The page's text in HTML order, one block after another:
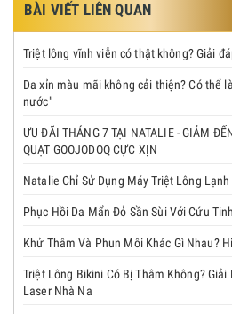
BÀI VIẾT LIÊN QUAN
Triệt lông vĩnh viễn có thật không? Giải
Da xỉn màu mãi không cải thiện? Có thể
nước"
ƯU ĐÃI THÁNG 7 TẠI NATALIE - GIẢM
QUẠT GOOJODOQ CỰC XỊN
Natalie Chỉ Sử Dụng Máy Triệt Lông Lạnh
Phục Hồi Da Mẩn Đỏ Sần Sùi Với Cứu
Khử Thâm Và Phun Môi Khác Gì Nhau?
Triệt Lông Bikini Có Bị Thâm Không? Giải
Laser Nhà Na